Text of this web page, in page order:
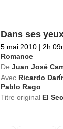
Dans ses
5 mai 2010 | 2h
Romance
De Juan José
Avec Ricardo
Pablo Rago
Titre original El